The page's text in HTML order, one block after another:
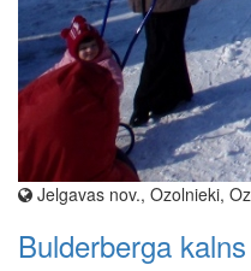
Jelgavas nov., Ozolnieki,
Bulderberga